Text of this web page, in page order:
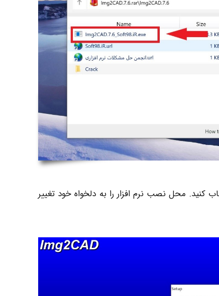
محل نصب نرم ‌افزار را به دلخواه خود تغییر